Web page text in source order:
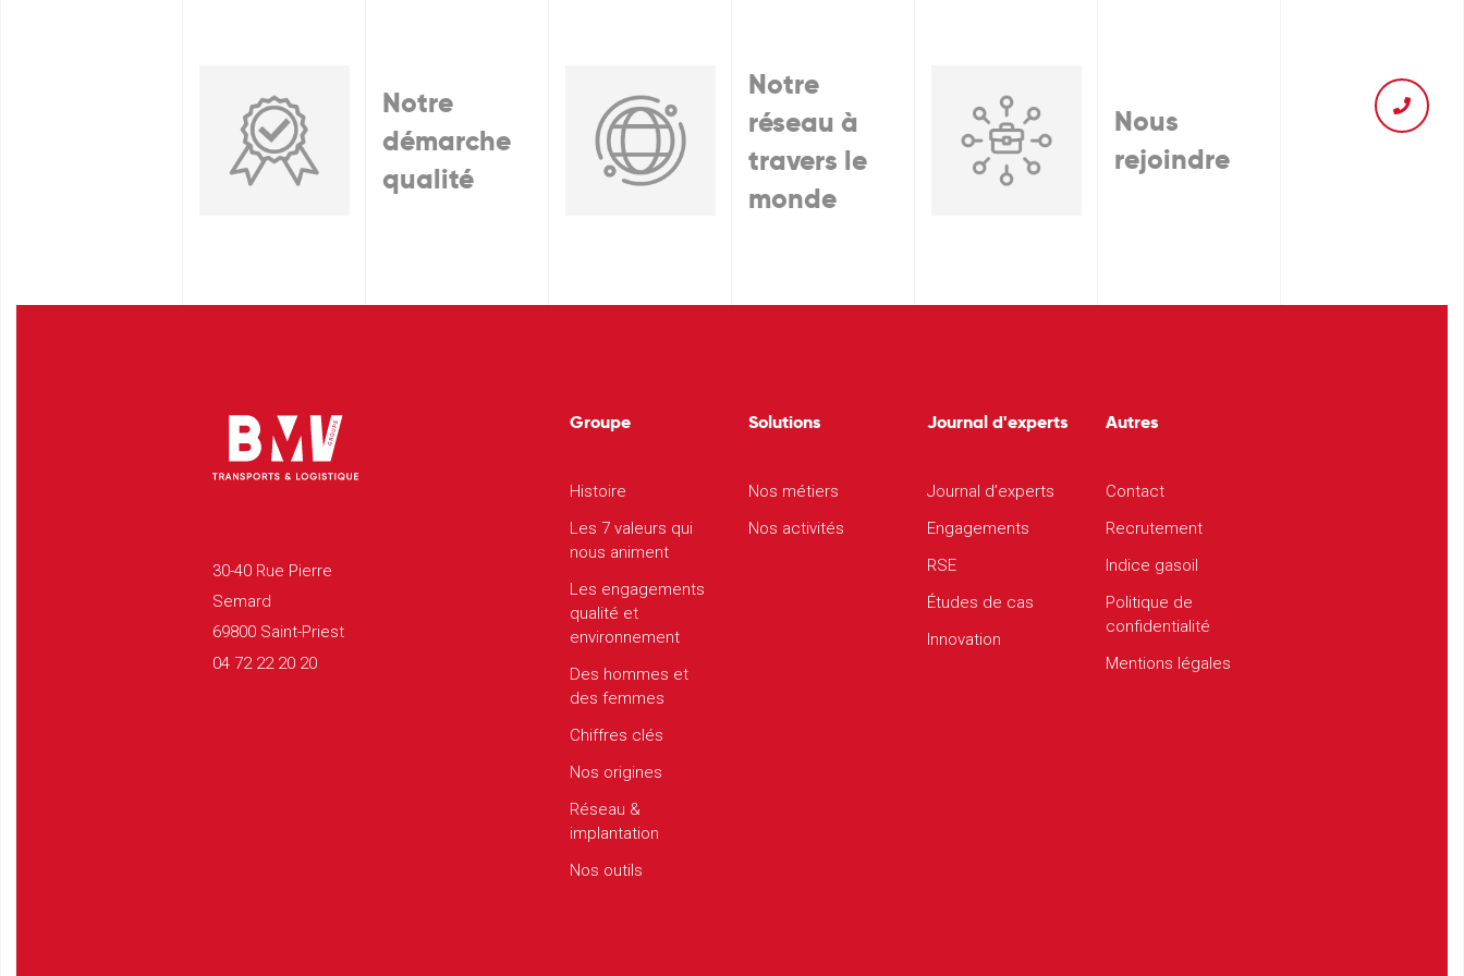
Notre
démarche
qualité
Notre
réseau à
travers le
monde
Nous
rejoindre
30-40 Rue Pierre
Semard
69800 Saint-Priest
04 72 22 20 20
Groupe
Histoire
Les 7 valeurs qui
nous animent
Les engagements
qualité et
environnement
Des hommes et
des femmes
Chiffres clés
Nos origines
Réseau &
implantation
Nos outils
Solutions
Nos métiers
Nos activités
Journal d'experts
Journal d’experts
Engagements
RSE
Études de cas
Innovation
Autres
Contact
Recrutement
Indice gasoil
Politique de
confidentialité
Mentions légales